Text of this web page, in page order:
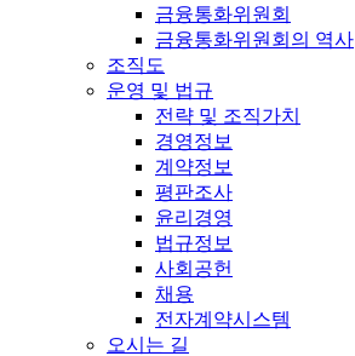
금융통화위원회
금융통화위원회의 역사
조직도
운영 및 법규
전략 및 조직가치
경영정보
계약정보
평판조사
윤리경영
법규정보
사회공헌
채용
전자계약시스템
오시는 길